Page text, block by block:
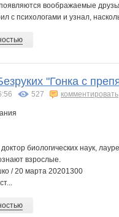
воображаемые
с психологами и узнал,
"Гонка с
527 комментировать
биологических наук,
взрослые.
/ 20 марта 20201300